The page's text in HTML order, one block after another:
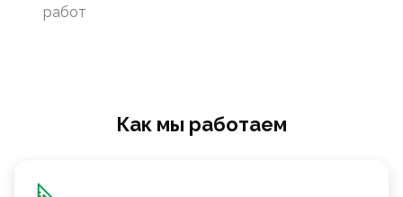
работ
Как мы работаем